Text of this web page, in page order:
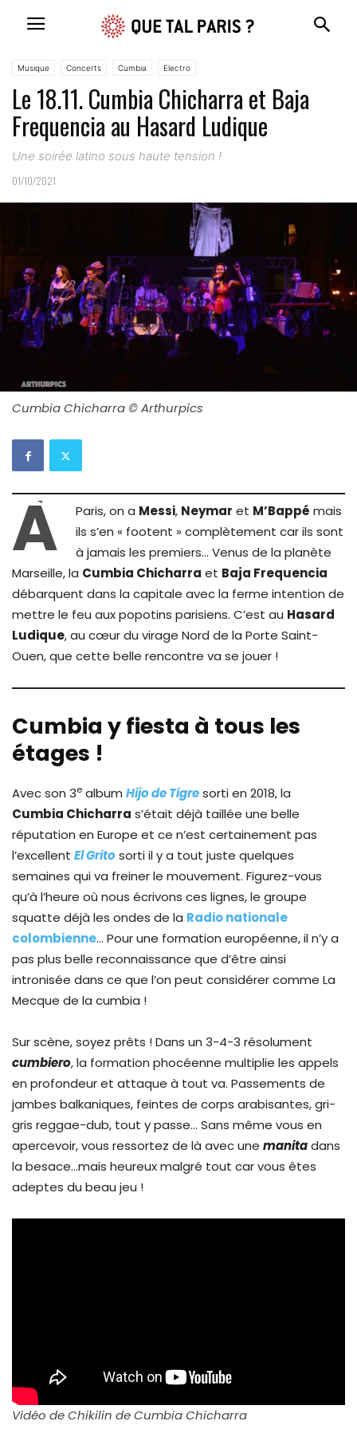
Musique Concerts Cumbia Electro
Le 18.11. Cumbia Chicharra et Baja
Frequencia au Hasard Ludique
Une soirée latino sous haute tension !
01/10/2021
Cumbia Chicharra © Arthurpics
À Paris, on a Messi, Neymar et M’Bappé mais
ils s’en « footent » complètement car ils sont
à jamais les premiers… Venus de la planète
Marseille, la Cumbia Chicharra et Baja Frequencia
débarquent dans la capitale avec la ferme intention de
mettre le feu aux popotins parisiens. C’est au Hasard
Ludique, au cœur du virage Nord de la Porte Saint-
Ouen, que cette belle rencontre va se jouer !
Cumbia y fiesta à tous les
étages !
Avec son 3e album Hijo de Tigresorti en 2018, la
Cumbia Chicharra s’était déjà taillée une belle
réputation en Europe et ce n’est certainement pas
l’excellent El Gritosorti il y a tout juste quelques
semaines qui va freiner le mouvement. Figurez-vous
qu’à l’heure où nous écrivons ces lignes, le groupe
squatte déjà les ondes de la Radio nationale
colombienne… Pour une formation européenne, il n’y a
pas plus belle reconnaissance que d’être ainsi
intronisée dans ce que l’on peut considérer comme La
Mecque de la cumbia !
Sur scène, soyez prêts ! Dans un 3-4-3 résolument
cumbiero, la formation phocéenne multiplie les appels
en profondeur et attaque à tout va. Passements de
jambes balkaniques, feintes de corps arabisantes, gri-
gris reggae-dub, tout y passe… Sans même vous en
apercevoir, vous ressortez de là avec une manitadans
la besace…mais heureux malgré tout car vous êtes
adeptes du beau jeu !
Vidéo de Chikilin de Cumbia Chicharra